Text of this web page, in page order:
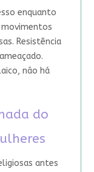
enquanto
Resistência
não há
do
antes